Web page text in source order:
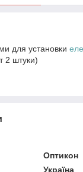
для установки
2 штуки)
Оптикон
Україна